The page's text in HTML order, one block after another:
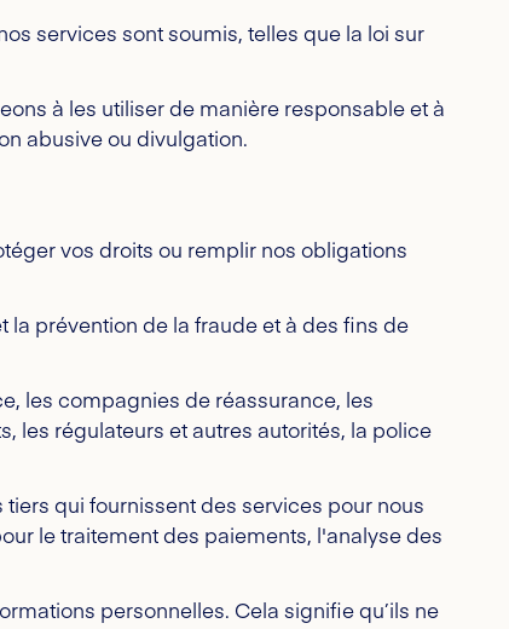
services sont soumis, telles que la loi sur
à les utiliser de manière responsable et à
abusive ou divulgation.
vos droits ou remplir nos obligations
prévention de la fraude et à des fins de
les compagnies de réassurance, les
les régulateurs et autres autorités, la police
qui fournissent des services pour nous
le traitement des paiements, l'analyse des
personnelles. Cela signifie qu’ils ne